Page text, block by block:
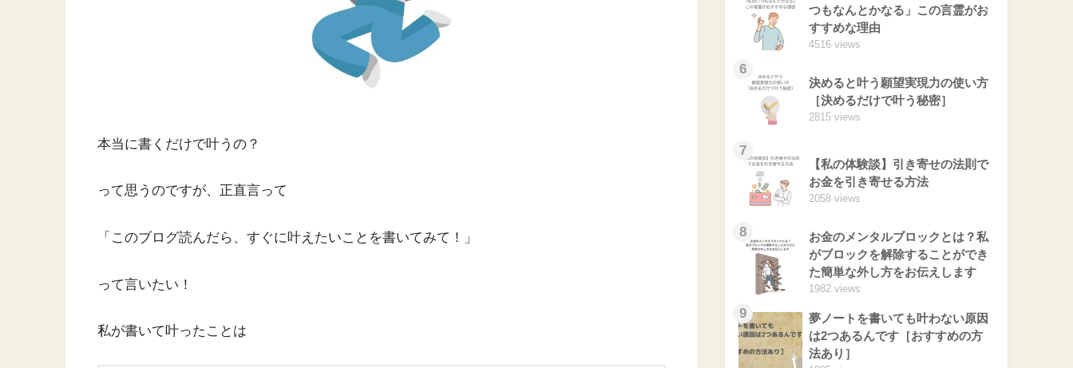
本当に書くだけで叶うの？
って思うのですが、正直言って
「このブログ読んだら、すぐに叶えたいことを書いてみて！」
って言いたい！
私が書いて叶ったことは
つもなんとかなる」この言霊がお
すすめな理由
4516 views
6
決めると叶う願望実現力の使い方
［決めるだけで叶う秘密］
2815 views
7
【私の体験談】引き寄せの法則で
お金を引き寄せる方法
2058 views
8
お金のメンタルブロックとは？私
がブロックを解除することができ
た簡単な外し方をお伝えします
1982 views
9
夢ノートを書いても叶わない原因
は2つあるんです［おすすめの方
法あり］